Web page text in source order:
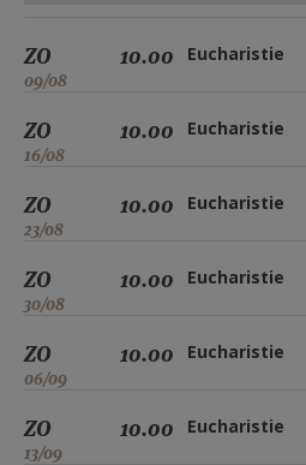
ZO
09/08
10.00 Eucharistie
ZO
16/08
10.00 Eucharistie
ZO
23/08
10.00 Eucharistie
ZO
30/08
10.00 Eucharistie
ZO
06/09
10.00 Eucharistie
ZO
13/09
10.00 Eucharistie